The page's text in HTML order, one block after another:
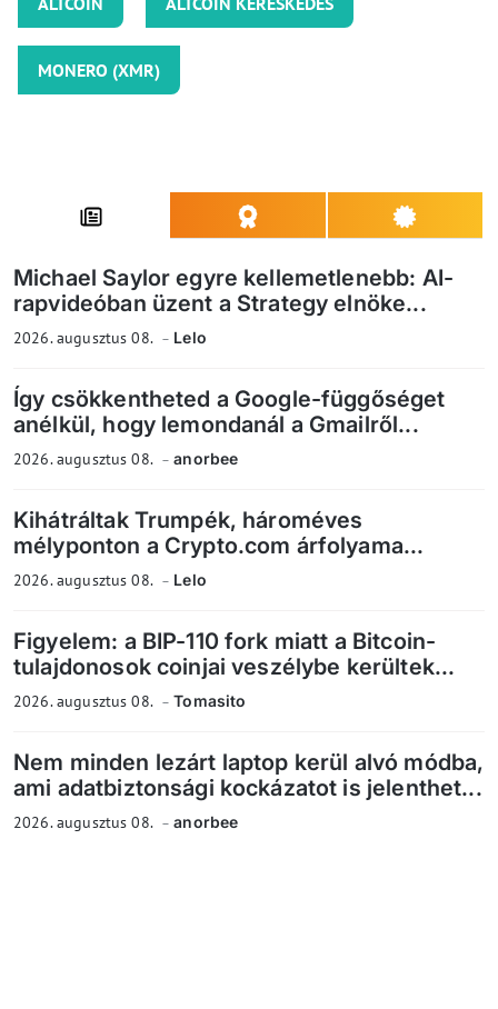
MONERO (XMR)
Michael Saylor egyre kellemetlenebb: AI-
rapvideóban üzent a Strategy elnöke...
2026. augusztus 08. Lelo
Így csökkentheted a Google-függőséget
anélkül, hogy lemondanál a Gmailről...
2026. augusztus 08. anorbee
Kihátráltak Trumpék, hároméves
mélyponton a Crypto.com árfolyama...
2026. augusztus 08. Lelo
Figyelem: a BIP-110 fork miatt a Bitcoin-
tulajdonosok coinjai veszélybe kerültek...
2026. augusztus 08. Tomasito
Nem minden lezárt laptop kerül alvó módba,
ami adatbiztonsági kockázatot is jelenthet...
2026. augusztus 08. anorbee